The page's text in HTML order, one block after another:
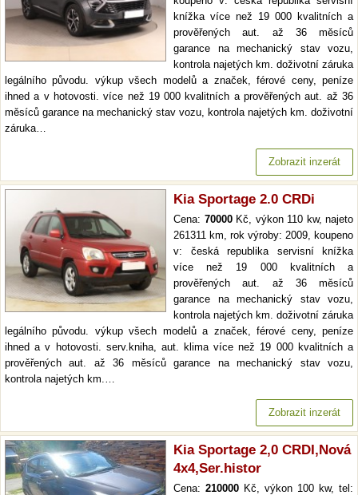
knížka více než 19 000 kvalitních a
prověřených aut. až 36 měsíců
garance na mechanický stav vozu,
kontrola najetých km. doživotní záruka
legálního původu. výkup všech modelů a značek, férové ceny, peníze
ihned a v hotovosti. více než 19 000 kvalitních a prověřených aut. až 36
měsíců garance na mechanický stav vozu, kontrola najetých km. doživotní
záruka…
Zobrazit inzerát
Kia Sportage 2.0 CRDi
Cena: 70000Kč, výkon 110 kw, najeto
261311 km, rok výroby: 2009, koupeno
v: česká republika servisní knížka
více než 19 000 kvalitních a
prověřených aut. až 36 měsíců
garance na mechanický stav vozu,
kontrola najetých km. doživotní záruka
legálního původu. výkup všech modelů a značek, férové ceny, peníze
ihned a v hotovosti. serv.kniha, aut. klima více než 19 000 kvalitních a
prověřených aut. až 36 měsíců garance na mechanický stav vozu,
kontrola najetých km.…
Zobrazit inzerát
Kia Sportage 2,0 CRDI,Nová
4x4,Ser.histor
Cena: 210000 Kč, výkon 100 kw, tel: